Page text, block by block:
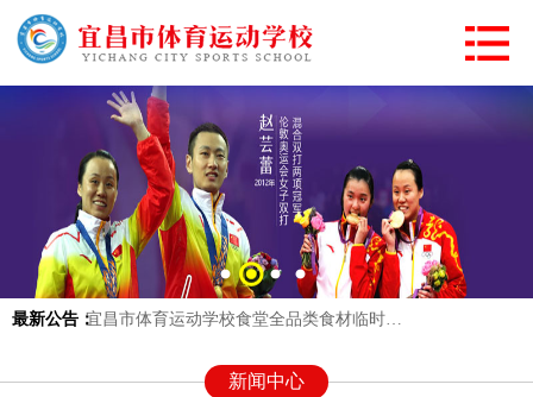
最新公告：
宜昌市体育运动学校智慧校园项目成交结…
宜昌市体育运动学校食堂全品类食材临时…
宜昌市体育运动学校食堂全品类食材临时…
宜昌市体育运动学校食堂全品类食材临时…
宜昌市体育运动学校食堂全品类食材临时…
新闻中心